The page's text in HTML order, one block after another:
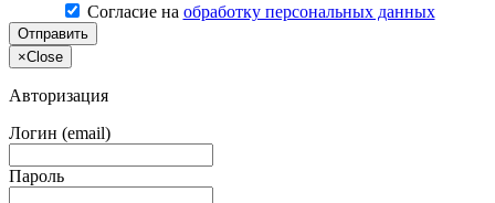
Согласие на обработку персональных данных
Отправить
×Close
Авторизация
Логин (email)
Пароль